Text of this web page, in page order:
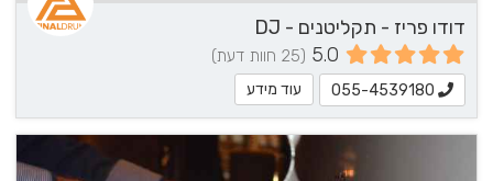
דודו פריז - תקליטנים - DJ
5.0 (25 חוות דעת)
055-4539180 עוד מידע